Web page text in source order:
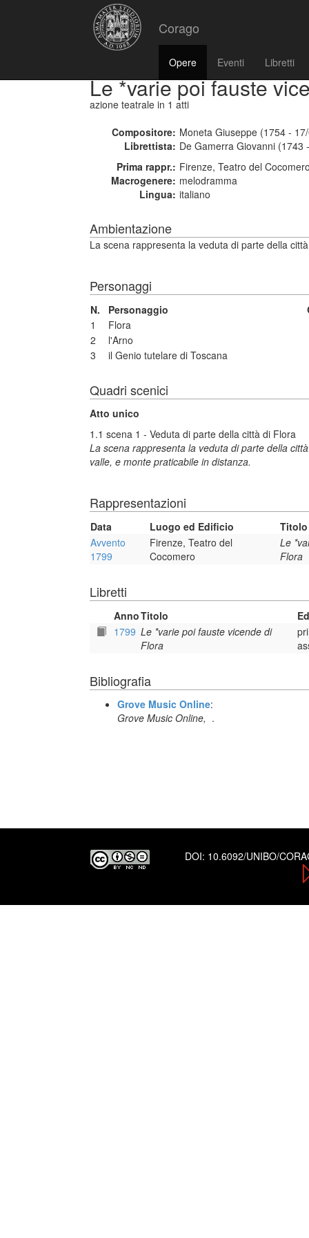
Corago
Opere Eventi Libretti
Le *varie poi fauste
azione teatrale in 1 atti
Compositore: Moneta Giuseppe (1754 -
Librettista: De Gamerra Giovanni (1743
Prima rappr.: Firenze, Teatro del
Macrogenere: melodramma
Lingua: italiano
Ambientazione
La scena rappresenta la veduta di parte della
Personaggi
N. Personaggio
1
Flora
2
l'Arno
3
il Genio tutelare di Toscana
Quadri scenici
Atto unico
1.1 scena 1 - Veduta di parte della città di Flora
La scena rappresenta la veduta di parte della
valle, e monte praticabile in distanza.
Rappresentazioni
Data Luogo ed Edificio
Titolo
Avvento
1799
Firenze, Teatro del
Cocomero
Le
Flora
Libretti
AnnoTitolo
1799 Le *varie poi fauste vicende di
Flora
Bibliografia
Grove Music Online:
Grove Music Online, .
DOI: 10.6092/UNIBO/